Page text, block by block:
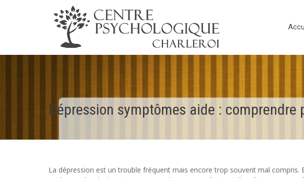
Dépression symptômes aide : comprendre
La dépression est un trouble fréquent mais encore trop souvent mal compris.